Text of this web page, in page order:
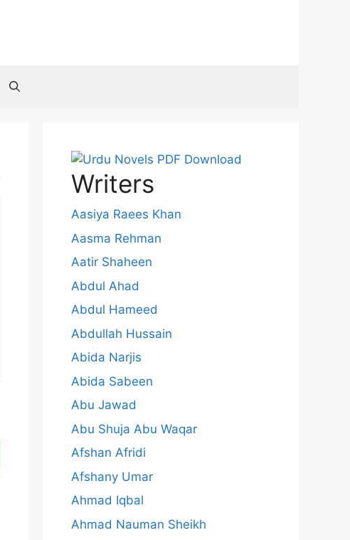
Writers
Aasiya Raees Khan
Aasma Rehman
Aatir Shaheen
Abdul Ahad
Abdul Hameed
Abdullah Hussain
Abida Narjis
Abida Sabeen
Abu Jawad
Abu Shuja Abu Waqar
Afshan Afridi
Afshany Umar
Ahmad Iqbal
Ahmad Nauman Sheikh